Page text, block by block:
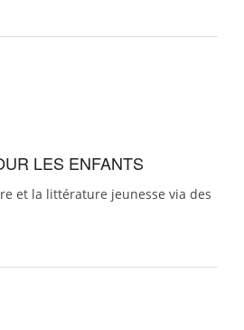
LES ENFANTS
et la littérature jeunesse via des